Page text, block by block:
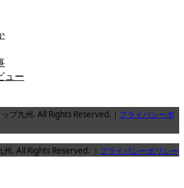
ュー
プ九州. All Rights Reserved.｜ プライバシーポ
. All Rights Reserved. ｜ プライバシーポリシー